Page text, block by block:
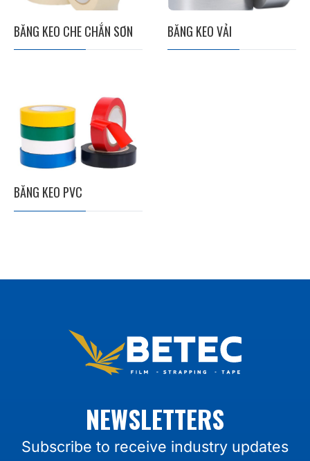
BĂNG KEO CHE CHẮN SƠN BĂNG KEO VẢI
BĂNG KEO PVC
NEWSLETTERS
Subscribe to receive industry updates